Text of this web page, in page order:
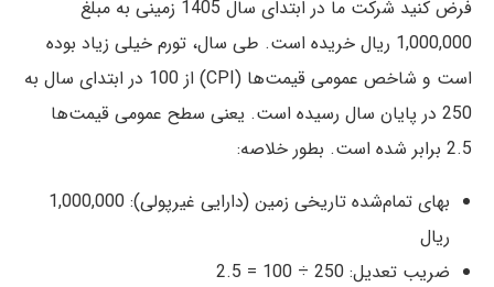
فرض کنید شرکت ما در ابتدای سال 1405 زمینی به مبلغ
1,000,000 ریال خریده است. طی سال، تورم خیلی زیاد بوده
است و شاخص عمومی قیمت‌ها (CPI) از 100 در ابتدای سال به
250 در پایان سال رسیده است. یعنی سطح عمومی قیمت‌ها
2.5 برابر شده است. بطور خلاصه:
بهای تمام‌شده تاریخی زمین (دارایی غیرپولی): 1,000,000
ریال
ضریب تعدیل: 250 ÷ 100 = 2.5